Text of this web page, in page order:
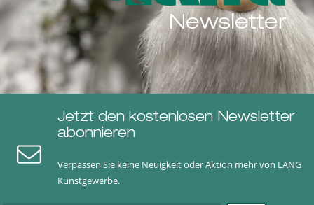
Newsletter
Jetzt den kostenlosen Newsletter
abonnieren
Verpassen Sie keine Neuigkeit oder Aktion mehr von LANG
Kunstgewerbe.